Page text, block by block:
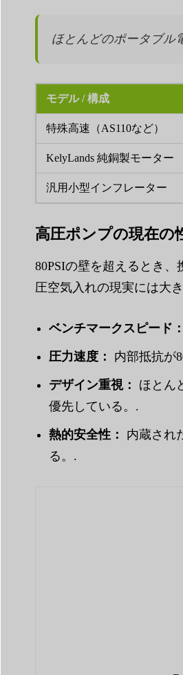
ほとんどのポータブル
モデル / 構成
特殊高速（AS110など）
KelyLands 純銅製モーター
汎用小型インフレーター
高圧ポンプの現在の
80PSIの壁を超えるとき
圧空気入れの現実には大
ベンチマークスピード：
圧力速度： 内部抵抗が
デザイン重視：
ほとん
優先している。.
熱的安全性：
内蔵され
る。.